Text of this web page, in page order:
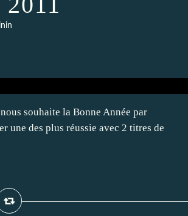
souhaite la Bonne Année par
une des plus réussie avec 2 titres de